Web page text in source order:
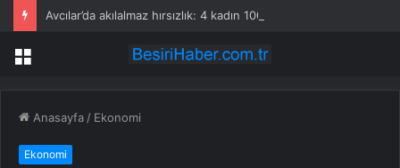
Menü
Anasayfa / Ekonomi
Ekonomi